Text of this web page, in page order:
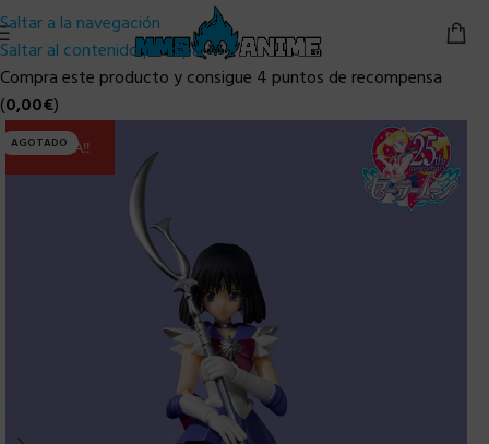
Saltar a la navegación
Saltar al contenido principal
Compra este producto y consigue 4 puntos de recompensa
(0,00€)
AGOTADO
ULTIMA!!